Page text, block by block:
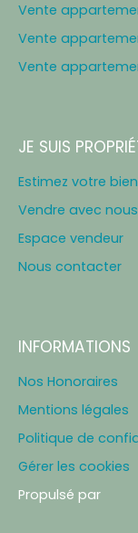
Vente
Vente
Vente
JE SUIS
Estimez votre bien
Vendre avec nous
Espace vendeur
Nous contacter
INFORMATIONS
Nos Honoraires
Mentions légales
Politique de
Gérer les cookies
Propulsé par